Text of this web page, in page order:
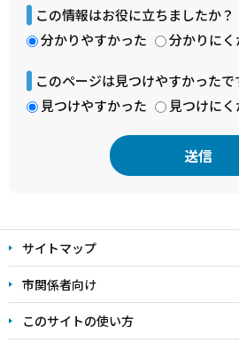
この情報はお役に立ちましたか？
分かりやすかった
分かりにく
このページは見つけやすかったで
見つけやすかった
見つけに
文
こ
こ
ま
で
サイトマップ
市関係者向け
このサイトの使い方